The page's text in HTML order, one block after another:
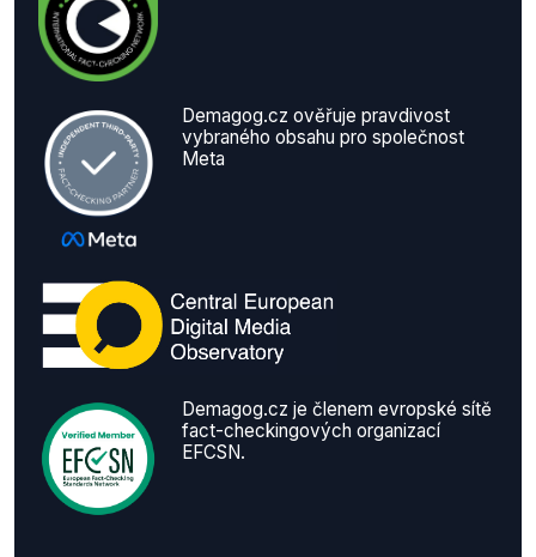
Demagog.cz ověřuje pravdivost
vybraného obsahu pro společnost
Meta
Demagog.cz je členem evropské sítě
fact-checkingových organizací
EFCSN.